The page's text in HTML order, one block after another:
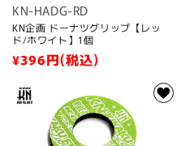
KN-HADG-RD
KN企画 ドーナツグリップ【レッ
ド/ホワイト】1個
通
価
¥396円(税込)